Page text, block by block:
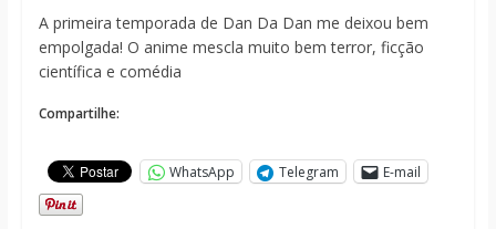
A primeira temporada de Dan Da Dan me deixou bem
empolgada! O anime mescla muito bem terror, ficção
científica e comédia
Compartilhe:
WhatsApp Telegram E-mail